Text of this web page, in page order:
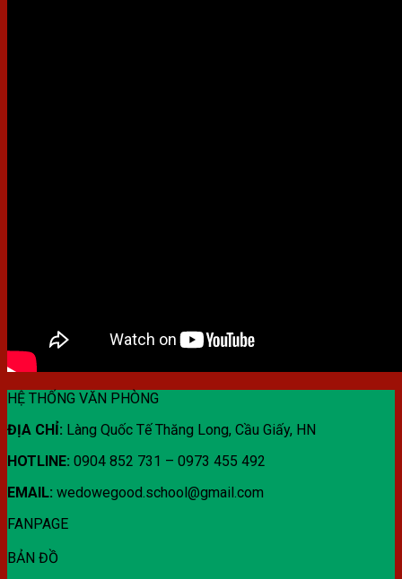
HỆ THỐNG VĂN PHÒNG
ĐỊA CHỈ: Làng Quốc Tế Thăng Long, Cầu Giấy, HN
HOTLINE: 0904 852 731 – 0973 455 492
EMAIL: wedowegood.school@gmail.com
FANPAGE
BẢN ĐỒ